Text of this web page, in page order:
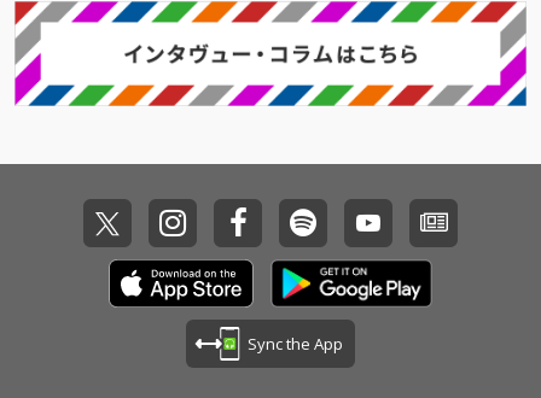
作成。開放的な夏休み
ty TVラジオでも多数O/
Aされ、Spotify総裁数2
00万回超を誇る、オル
うんこミュージアムで
ケンモチヒデフミ（水
曜日のカンパネラ）と
のコラボや、starRoの
REMIXも話題となった
メタポッププロジェク
作成。開放的な夏休み
ty TVラジオでも多数O/
Aされ、Spotify総裁数2
00万回超を誇る、オル
うんこミュージアムで
ケンモチヒデフミ（水
曜日のカンパネラ）と
のコラボや、starRoの
REMIXも話題となった
メタポッププロジェク
Sync the App